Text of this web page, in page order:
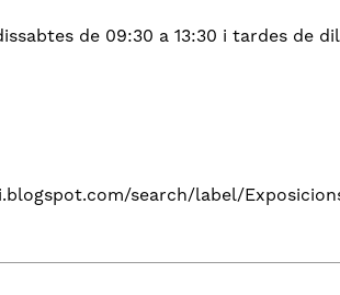
de 09:30 a 13:30 i tardes de
search/label/